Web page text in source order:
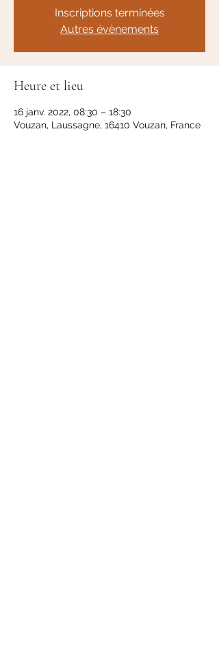
Inscriptions terminées
Autres évènements
Heure et lieu
16 janv. 2022, 08:30 – 18:30
Vouzan, Laussagne, 16410 Vouzan, France